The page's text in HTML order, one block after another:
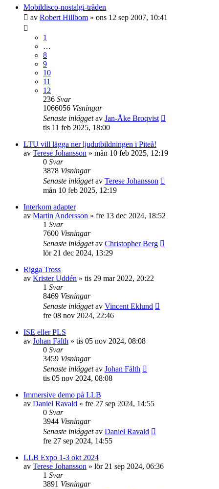
Mobildisco-nostalgi-tråden
av Robert Hillbom » ons 12 sep 2007, 10:41
1
…
8
9
10
11
12
236 Svar
1066056 Visningar
Senaste inläggetav Jan-Åke Broqvist
tis 11 feb 2025, 18:00
LTU vill lägga ner ljudutbildningen i Piteå!
av Terese Johansson » mån 10 feb 2025, 12:19
0 Svar
3878 Visningar
Senaste inläggetav Terese Johansson
mån 10 feb 2025, 12:19
Interkom adapter
av Martin Andersson » fre 13 dec 2024, 18:52
1 Svar
7600 Visningar
Senaste inläggetav Christopher Berg
lör 21 dec 2024, 13:29
Rigga Tross
av Krister Uddén » tis 29 mar 2022, 20:22
1 Svar
8469 Visningar
Senaste inläggetav Vincent Eklund
fre 08 nov 2024, 22:46
ISE eller PLS
av Johan Fälth » tis 05 nov 2024, 08:08
0 Svar
3459 Visningar
Senaste inläggetav Johan Fälth
tis 05 nov 2024, 08:08
Immersive demo på LLB
av Daniel Ravald » fre 27 sep 2024, 14:55
0 Svar
3944 Visningar
Senaste inläggetav Daniel Ravald
fre 27 sep 2024, 14:55
LLB Expo 1-3 okt 2024
av Terese Johansson » lör 21 sep 2024, 06:36
1 Svar
3891 Visningar